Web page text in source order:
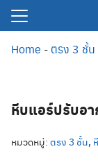
งานศพ
จจัดงานศพ
Home - ตรง 3 ชั้น
หีบแอร์ปรับอ
หมวดหมู่: ตรง 3 ชั้น,